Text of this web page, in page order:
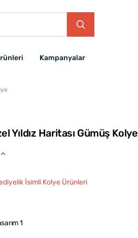
Kampanyalar
Yıldız Haritası Gümüş Kolye
İsimli Kolye Ürünleri
1